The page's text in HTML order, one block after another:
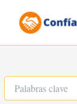
contenido